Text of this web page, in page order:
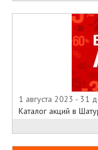
1 августа 2023 - 31
Каталог акций в